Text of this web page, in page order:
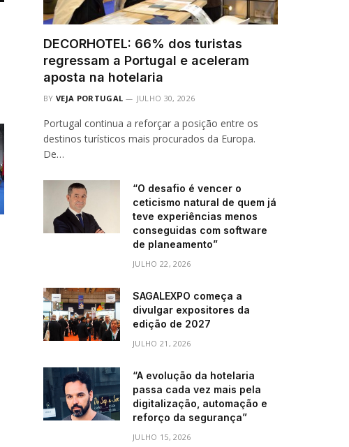
DECORHOTEL: 66% dos turistas
regressam a Portugal e aceleram
aposta na hotelaria
BY VEJA PORTUGAL JULHO 30, 2026
Portugal continua a reforçar a posição entre os
destinos turísticos mais procurados da Europa.
De…
“O desafio é vencer o
ceticismo natural de quem já
teve experiências menos
conseguidas com software
de planeamento”
JULHO 22, 2026
SAGALEXPO começa a
divulgar expositores da
edição de 2027
JULHO 21, 2026
“A evolução da hotelaria
passa cada vez mais pela
digitalização, automação e
reforço da segurança”
JULHO 15, 2026